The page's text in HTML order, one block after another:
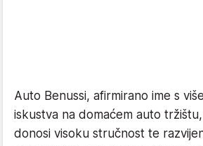
Auto Benussi, afirmirano ime s
iskustva na domaćem auto
donosi visoku stručnost te